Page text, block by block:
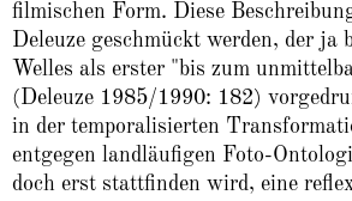
filmischen Form. Diese
Deleuze geschmückt werden, der ja
Welles als erster "bis zum
(Deleuze 1985/1990: 182)
in der temporalisierten
entgegen landläufigen Foto-
doch erst stattfinden wird, eine